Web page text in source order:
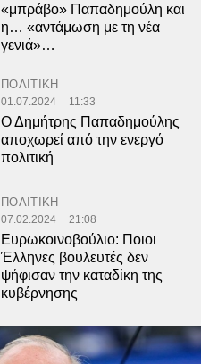
«μπράβο» Παπαδημούλη και
η… «αντάμωση με τη νέα
γενιά»…
ΠΟΛΙΤΙΚΗ
01.07.2024 11:33
Ο Δημήτρης Παπαδημούλης
αποχωρεί από την ενεργό
πολιτική
ΠΟΛΙΤΙΚΗ
07.02.2024 21:08
Ευρωκοινοβούλιο: Ποιοι
Έλληνες βουλευτές δεν
ψήφισαν την καταδίκη της
κυβέρνησης